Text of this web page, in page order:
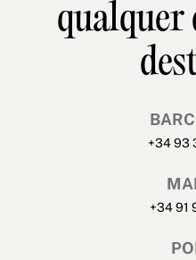
qualquer
+34 93
+34 91